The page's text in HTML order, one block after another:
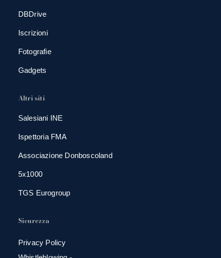
DBDrive
Iscrizioni
Fotografie
Gadgets
Altri siti
Salesiani INE
Ispettoria FMA
Associazione Donboscoland
5x1000
TGS Eurogroup
Sicurezza
Privacy Policy